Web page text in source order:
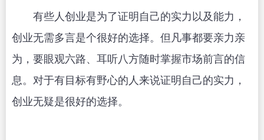
有些人创业是为了证明自己的实力以及能力，
创业无需多言是个很好的选择。但凡事都要亲力亲
为，要眼观六路、耳听八方随时掌握市场前言的信
息。对于有目标有野心的人来说证明自己的实力，
创业无疑是很好的选择。